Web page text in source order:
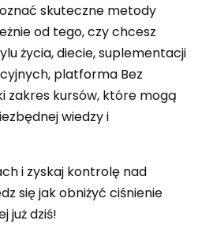
skuteczne metody
od tego, czy chcesz
życia, diecie, suplementacji
platforma Bez
zakres kursów, które mogą
wiedzy i
i zyskaj kontrolę nad
się jak obniżyć ciśnienie
już dziś!